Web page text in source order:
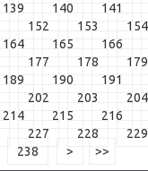
139 140 141
152 153
154
164 165 166
177 178
179
189 190 191
202 203
204
214 215 216
227 228
229
238 > >>